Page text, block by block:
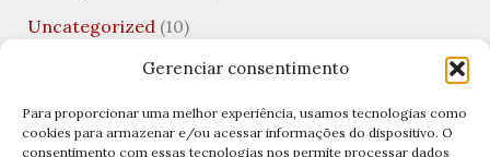
Gerenciar consentimento
Para proporcionar uma melhor experiência, usamos tecnologias como
cookies para armazenar e/ou acessar informações do dispositivo. O
consentimento com essas tecnologias nos permite processar dados
Uncategorized(10)
Valentine's Day(1)
Viagens Católicas
(1)
Vida Financeira(1)